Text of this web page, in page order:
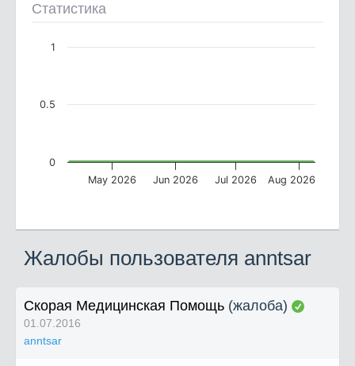
Статистика
May 2026 Jun 2026 Jul 2026 Aug 2026
0
0.5
1
Жалобы пользователя anntsar
Скорая Медицинская Помощь (жалоба)
01.07.2016
anntsar